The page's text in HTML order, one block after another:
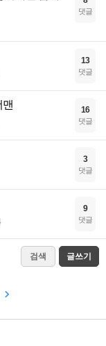
댓글
13
댓글
맨 16
댓글
3
댓글
9
댓글
검색 글쓰기